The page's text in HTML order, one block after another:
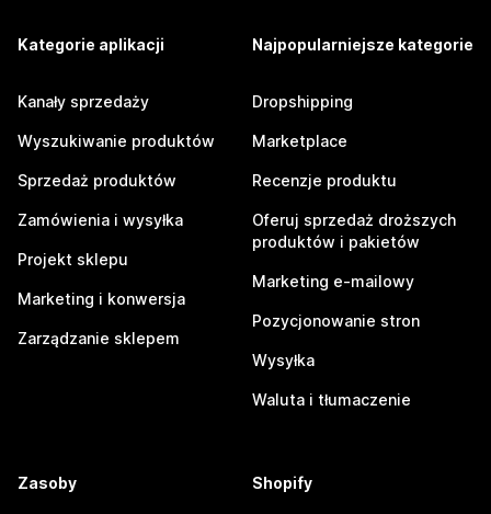
Kategorie aplikacji
Kanały sprzedaży
Wyszukiwanie produktów
Sprzedaż produktów
Zamówienia i wysyłka
Projekt sklepu
Marketing i konwersja
Zarządzanie sklepem
Najpopularniejsze kategorie
Dropshipping
Marketplace
Recenzje produktu
Oferuj sprzedaż droższych
produktów i pakietów
Marketing e-mailowy
Pozycjonowanie stron
Wysyłka
Waluta i tłumaczenie
Zasoby Shopify